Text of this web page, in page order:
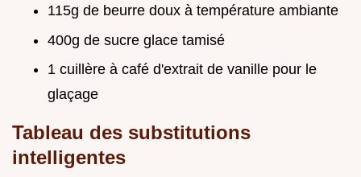
115g de beurre doux à température ambiante
400g de sucre glace tamisé
1 cuillère à café d'extrait de vanille pour le
glaçage
Tableau des substitutions
intelligentes